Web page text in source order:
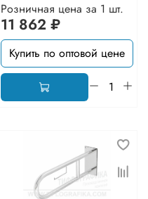
Розничная цена за 1 шт.
11 862 ₽
Купить по оптовой цене